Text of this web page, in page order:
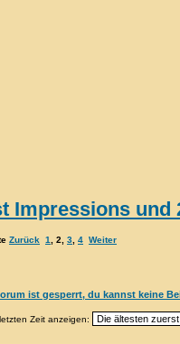
Impressions und
Zurück 1 2 3 4 Weiter
Zeit anzeigen: